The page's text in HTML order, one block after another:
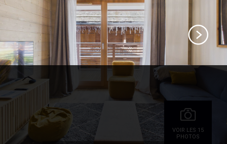
VOIR LES 15
PHOTOS